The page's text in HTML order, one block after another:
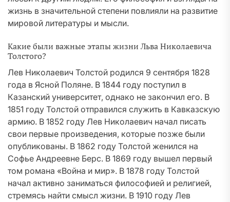
жизнь в значительной степени повлияли на развитие
мировой литературы и мысли.
Какие были важные этапы жизни Льва Николаевича
Толстого?
Лев Николаевич Толстой родился 9 сентября 1828
года в Ясной Поляне. В 1844 году поступил в
Казанский университет, однако не закончил его. В
1851 году Толстой отправился служить в Кавказскую
армию. В 1852 году Лев Николаевич начал писать
свои первые произведения, которые позже были
опубликованы. В 1862 году Толстой женился на
Софье Андреевне Берс. В 1869 году вышел первый
том романа «Война и мир». В 1878 году Толстой
начал активно заниматься философией и религией,
стремясь найти смысл жизни. В 1910 году Лев